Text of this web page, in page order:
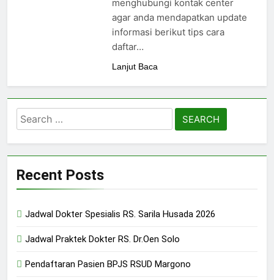
24/05/2024
menghubungi kontak center
agar anda mendapatkan update
informasi berikut tips cara
daftar…
Lanjut Baca
Search
for:
Recent Posts
Jadwal Dokter Spesialis RS. Sarila Husada 2026
Jadwal Praktek Dokter RS. Dr.Oen Solo
Pendaftaran Pasien BPJS RSUD Margono